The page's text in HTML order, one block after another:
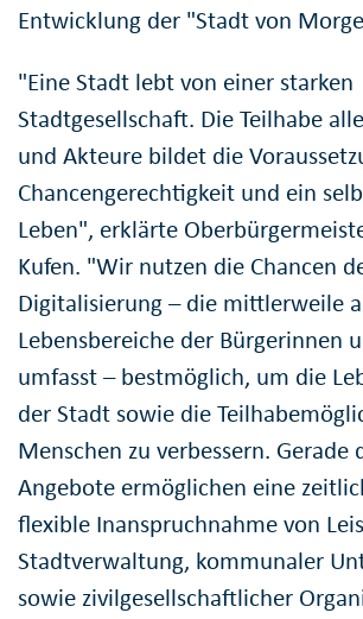
Entwicklung der "Stadt von
"Eine Stadt lebt von einer starken
Stadtgesellschaft. Die Teilhabe
und Akteure bildet die
Chancengerechtigkeit und ein
Leben", erklärte
Kufen. "Wir nutzen die Chancen
Digitalisierung – die mittlerweile
Lebensbereiche der Bürgerinnen
umfasst – bestmöglich, um die
der Stadt sowie die
Menschen zu verbessern. Gerade
Angebote ermöglichen eine
flexible Inanspruchnahme von
Stadtverwaltung, kommunaler
sowie zivilgesellschaftlicher